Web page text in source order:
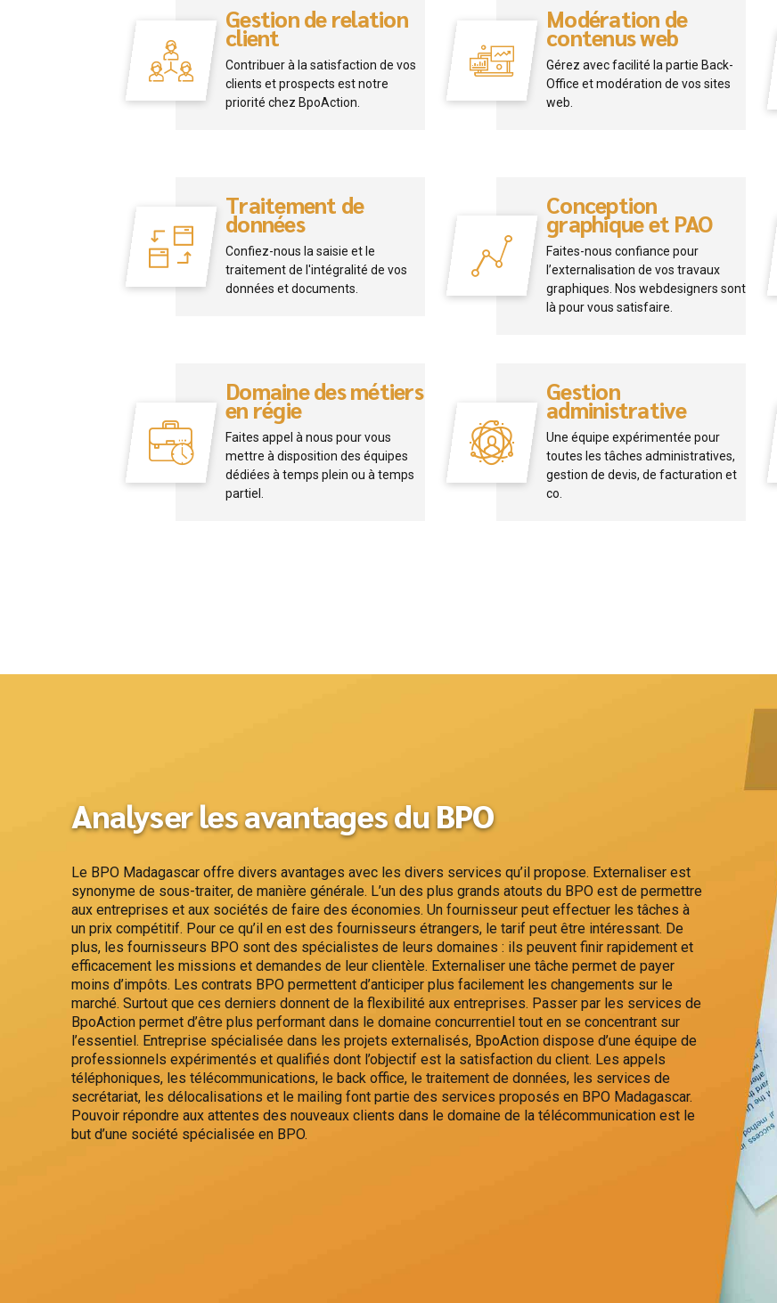
Gestion de relation
client
Contribuer à la satisfaction de vos
clients et prospects est notre
priorité chez BpoAction.
Modération de
contenus web
Gérez avec facilité la partie Back-
Office et modération de vos sites
web.
Traitement de
données
Confiez-nous la saisie et le
traitement de l'intégralité de vos
données et documents.
Conception
graphique et PAO
Faites-nous confiance pour
l’externalisation de vos travaux
graphiques. Nos webdesigners sont
là pour vous satisfaire.
Domaine des métiers
en régie
Faites appel à nous pour vous
mettre à disposition des équipes
dédiées à temps plein ou à temps
partiel.
Gestion
administrative
Une équipe expérimentée pour
toutes les tâches administratives,
gestion de devis, de facturation et
co.
Analyser les avantages du BPO
Le BPO Madagascar offre divers avantages avec les divers services qu’il propose. Externaliser est
synonyme de sous-traiter, de manière générale. L’un des plus grands atouts du BPO est de permettre
aux entreprises et aux sociétés de faire des économies. Un fournisseur peut effectuer les tâches à
un prix compétitif. Pour ce qu’il en est des fournisseurs étrangers, le tarif peut être intéressant. De
plus, les fournisseurs BPO sont des spécialistes de leurs domaines : ils peuvent finir rapidement et
efficacement les missions et demandes de leur clientèle. Externaliser une tâche permet de payer
moins d’impôts. Les contrats BPO permettent d’anticiper plus facilement les changements sur le
marché. Surtout que ces derniers donnent de la flexibilité aux entreprises. Passer par les services de
BpoAction permet d’être plus performant dans le domaine concurrentiel tout en se concentrant sur
l’essentiel. Entreprise spécialisée dans les projets externalisés, BpoAction dispose d’une équipe de
professionnels expérimentés et qualifiés dont l’objectif est la satisfaction du client. Les appels
téléphoniques, les télécommunications, le back office, le traitement de données, les services de
secrétariat, les délocalisations et le mailing font partie des services proposés en BPO Madagascar.
Pouvoir répondre aux attentes des nouveaux clients dans le domaine de la télécommunication est le
but d’une société spécialisée en BPO.